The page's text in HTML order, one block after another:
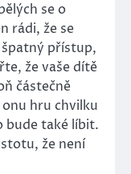
se o
rádi, že se
špatný přístup,
že vaše dítě
částečně
hru chvilku
bude také líbit.
že není